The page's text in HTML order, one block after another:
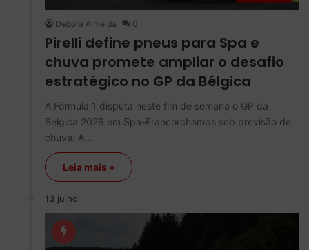
Debora Almeida 0
Pirelli define pneus para Spa e
chuva promete ampliar o desafio
estratégico no GP da Bélgica
A Fórmula 1 disputa neste fim de semana o GP da
Bélgica 2026 em Spa-Francorchamps sob previsão de
chuva. A…
Leia mais »
13 julho